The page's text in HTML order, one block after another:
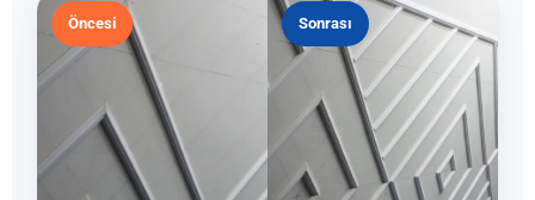
Öncesi Sonrası